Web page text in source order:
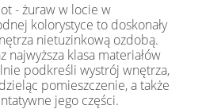
- żuraw w locie w
kolorystyce to doskonały
nietuzinkową ozdobą.
najwyższa klasa materiałów
podkreśli wystrój wnętrza,
pomieszczenie, a także
jego części.